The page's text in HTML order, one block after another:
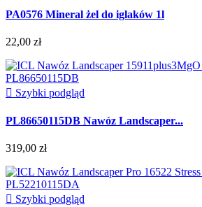
PA0576 Mineral żel do iglaków 1l
22,00 zł
 Szybki podgląd
PL86650115DB Nawóz Landscaper...
319,00 zł
 Szybki podgląd